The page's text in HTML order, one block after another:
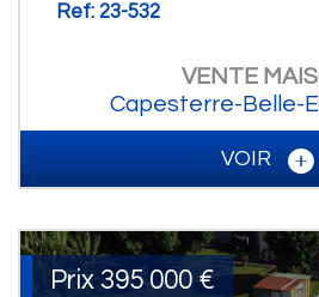
Ref: 23-532
VENTE
Capesterre-Belle-
VOIR
Prix 395 000 €